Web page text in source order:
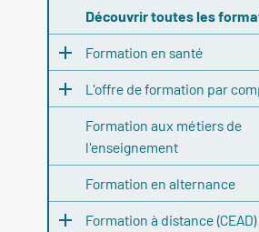
Découvrir toutes les
Formation en santé
L'offre de formation par
Formation aux métiers de
l'enseignement
Formation en alternance
Formation à distance (CEAD)